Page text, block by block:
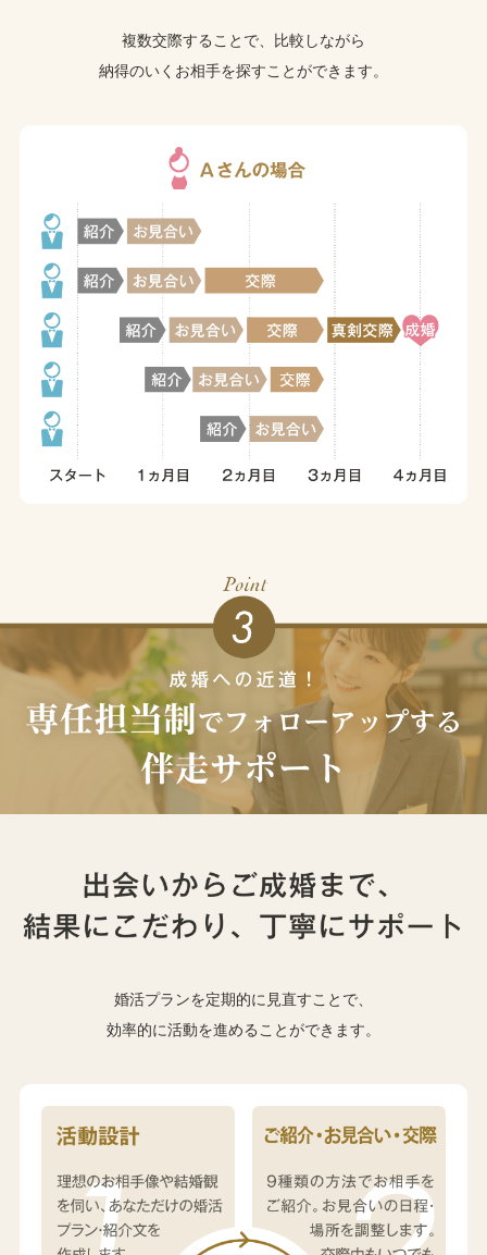
複数交際することで、比較しながら
納得のいくお相手を探すことができます。
婚活プランを定期的に見直すことで、
効率的に活動を進めることができます。